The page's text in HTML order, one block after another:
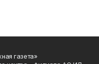
газета»